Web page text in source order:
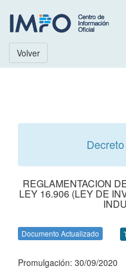
Volver
Decreto
REGLAMENTACION
LEY 16.906 (LEY DE
Documento Actualizado
Promulgación: 30/09/2020